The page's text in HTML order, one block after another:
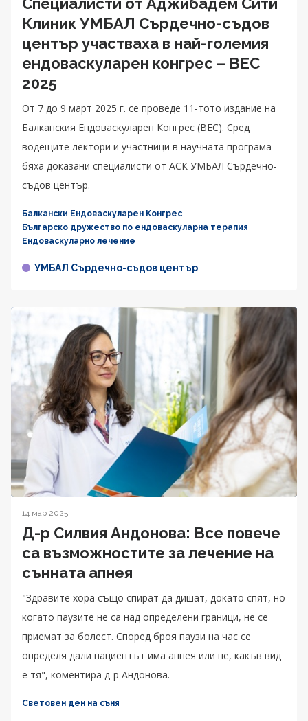
Клиник УМБАЛ Сърдечно-съдов
център участваха в най-големия
ендоваскуларен конгрес – BEC
2025
От 7 до 9 март 2025 г. се проведе 11-тото издание на
Балканския Ендоваскуларен Конгрес (BEC). Сред
водещите лектори и участници в научната програма
бяха доказани специалисти от АСК УМБАЛ Сърдечно-
съдов център.
Балкански Ендоваскуларен Конгрес
Българско дружество по ендоваскуларна терапия
Ендоваскуларно лечение
УМБАЛ Сърдечно-съдов център
14 мар 2025
Д-р Силвия Андонова: Все повече
са възможностите за лечение на
сънната апнея
"Здравите хора също спират да дишат, докато спят, но
когато паузите не са над определени граници, не се
приемат за болест. Според броя паузи на час се
определя дали пациентът има апнея или не, какъв вид
е тя", коментира д-р Андонова.
Световен ден на съня